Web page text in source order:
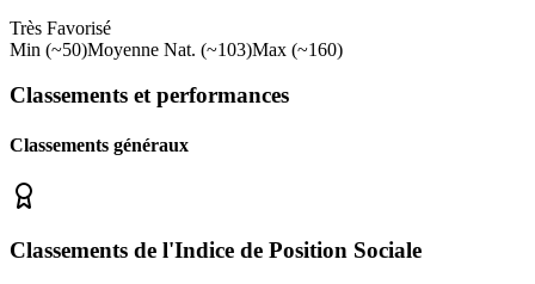
Très Favorisé
Min (~50)Moyenne Nat. (~103)Max (~160)
Classements et performances
Classements généraux
Classements de l'Indice de Position Sociale